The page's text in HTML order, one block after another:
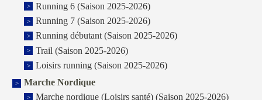
Running 6 (Saison 2025-2026)
Running 7 (Saison 2025-2026)
Running débutant (Saison 2025-2026)
Trail (Saison 2025-2026)
Loisirs running (Saison 2025-2026)
Marche Nordique
Marche nordique (Loisirs santé) (Saison 2025-2026)